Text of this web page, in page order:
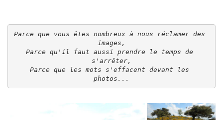
Parce que vous êtes nombreux à nous réclamer des
images,
Parce qu'il faut aussi prendre le temps de
s'arrêter,
Parce que les mots s'effacent devant les
photos...